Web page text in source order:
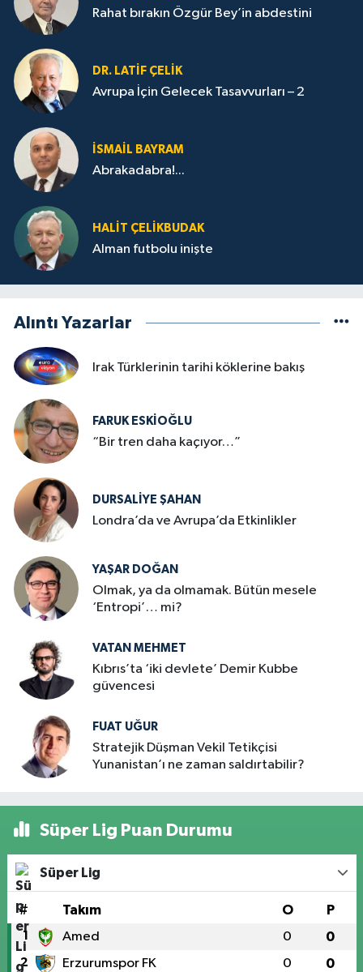
Rahat bırakın Özgür Bey’in abdestini
DR. LATİF ÇELİK
Avrupa İçin Gelecek Tasavvurları – 2
İSMAİL BAYRAM
Abrakadabra!...
HALIT ÇELİKBUDAK
Alman futbolu inişte
Alıntı Yazarlar
Irak Türklerinin tarihi köklerine bakış
FARUK ESKİOĞLU
“Bir tren daha kaçıyor…”
DURSALIYE ŞAHAN
Londra’da ve Avrupa’da Etkinlikler
YAŞAR DOĞAN
Olmak, ya da olmamak. Bütün mesele
‘Entropi’… mi?
VATAN MEHMET
Kıbrıs’ta ‘iki devlete’ Demir Kubbe
güvencesi
FUAT UĞUR
Stratejik Düşman Vekil Tetikçisi
Yunanistan’ı ne zaman saldırtabilir?
Süper Lig Puan Durumu
Süper Lig
# Takım O P
1 Amed 0 0
2 Erzurumspor FK 0 0